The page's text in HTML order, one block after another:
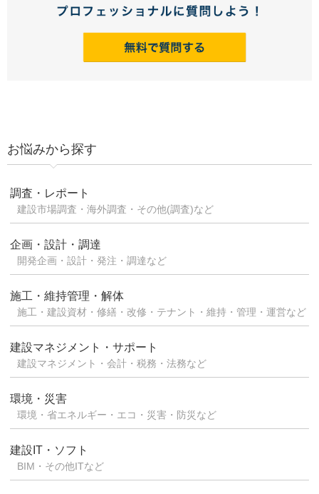
お悩みから探す
調査・レポート
建設市場調査・海外調査・その他(調査)など
企画・設計・調達
開発企画・設計・発注・調達など
施工・維持管理・解体
施工・建設資材・修繕・改修・テナント・維持・管理・運営など
建設マネジメント・サポート
建設マネジメント・会計・税務・法務など
環境・災害
環境・省エネルギー・エコ・災害・防災など
建設IT・ソフト
BIM・その他ITなど